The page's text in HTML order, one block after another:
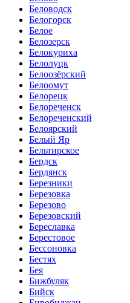
Беловодск
Белогорск
Белое
Белозерск
Белокуриха
Белолуцк
Белоозёрский
Белоомут
Белорецк
Белореченск
Белореченский
Белоярский
Белый Яр
Бельтирское
Бердск
Бердянск
Березники
Березовка
Березово
Березовский
Береславка
Берестовое
Бессоновка
Бестях
Бея
Бижбуляк
Бийск